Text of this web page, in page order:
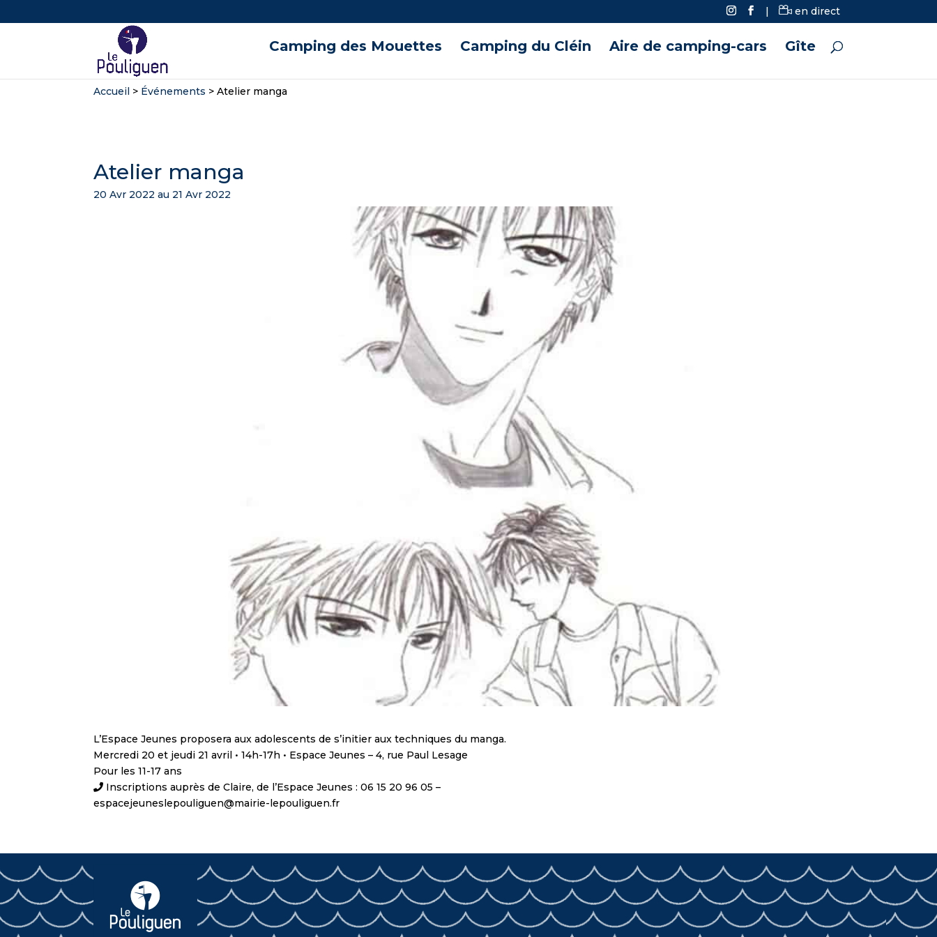
| en direct
Camping des Mouettes Camping du Cléin Aire de camping-cars Gîte
Accueil > Événements >Atelier manga
Atelier manga
20 Avr 2022 au 21 Avr 2022
L’Espace Jeunes proposera aux adolescents de s’initier aux techniques du manga.
Mercredi 20 et jeudi 21 avril • 14h-17h • Espace Jeunes – 4, rue Paul Lesage
Pour les 11-17 ans
Inscriptions auprès de Claire, de l’Espace Jeunes : 06 15 20 96 05 –
espacejeuneslepouliguen@mairie-lepouliguen.fr